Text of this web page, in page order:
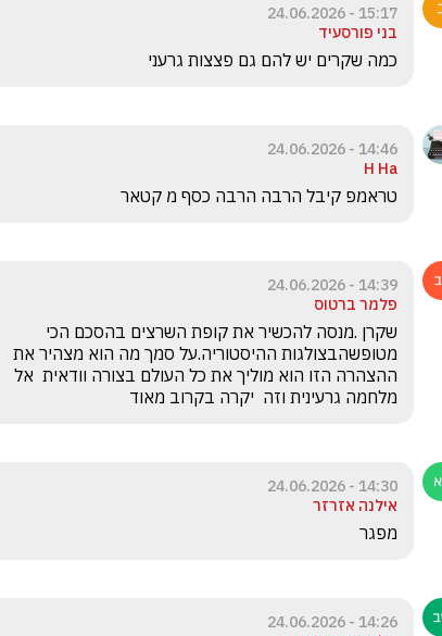
15:17 - 24.06.2026
בני פורסעיד
כמה שקרים יש להם גם פצצות גרעני
14:46 - 24.06.2026
H Ha
טראמפ קיבל הרבה הרבה כסף מ קטאר
14:39 - 24.06.2026
פלמר ברטוס
מלחמה גרעינית וזה  יקרה בקרוב מאוד
14:30 - 24.06.2026
אילנה אזרזר
מפגר
14:26 - 24.06.2026